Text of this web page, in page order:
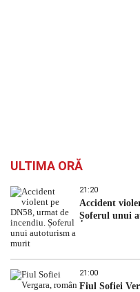
ULTIMA ORĂ
21:20
Accident
Șoferul unui
21:00
Fiul Sofiei